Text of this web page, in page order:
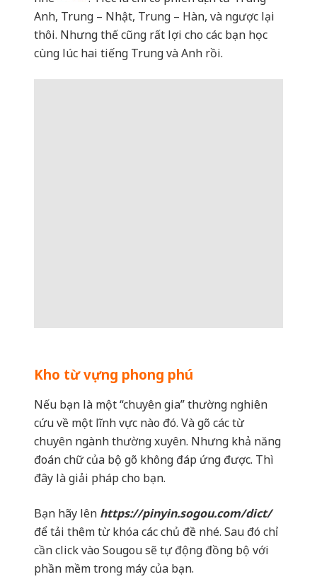
cứu về một lĩnh vực nào đó. Và gõ các từ
đoán chữ của bộ gõ không đáp ứng được. Thì
đây là giải pháp cho bạn.
Bạn hãy lênhttps://pinyin.sogou.com/dict/
để tải thêm từ khóa các chủ đề nhé. Sau đó chỉ
cần click vào Sougou sẽ tự động đồng bộ với
phần mềm trong máy của bạn.